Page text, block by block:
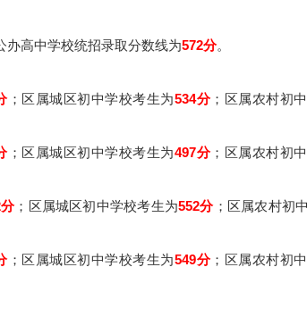
办高中学校统招录取分数线为572分。
；区属城区初中学校考生为534分；区属农村初
；区属城区初中学校考生为497分；区属农村初
；区属城区初中学校考生为552分；区属农村初
；区属城区初中学校考生为549分；区属农村初